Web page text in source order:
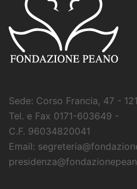
Sede: Corso Francia, 47 -
Tel. e Fax 0171-603649 -
C.F. 96034820041
Email: